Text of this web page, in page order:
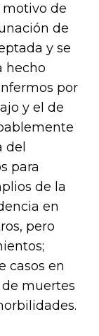
motivo de
de
y se
hecho
por
y el de
del
para
de la
en
pero
casos en
muertes